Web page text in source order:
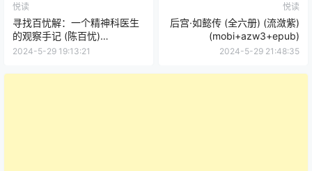
悦读
寻找百忧解：一个精神科医生
的观察手记 (陈百忧)
(mobi+azw3+epub)
2024-5-29 19:13:21
悦读
后宫·如懿传 (全六册) (流潋紫)
(mobi+azw3+epub)
2024-5-29 21:48:35